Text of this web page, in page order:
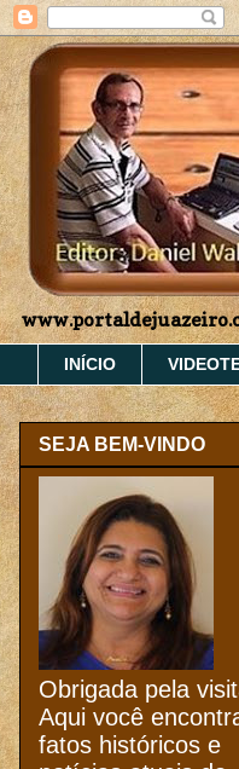
INÍCIO
SEJA BEM-VINDO
Obrigada pela
Aqui você
fatos históricos e